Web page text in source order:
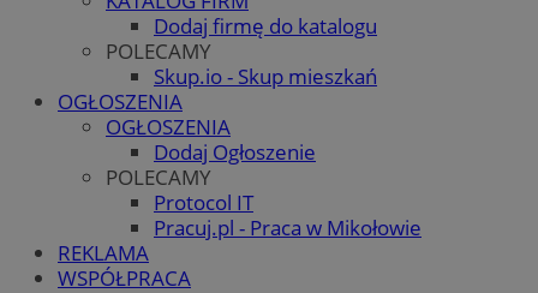
Dodaj firmę do katalogu
POLECAMY
Skup.io - Skup mieszkań
OGŁOSZENIA
OGŁOSZENIA
Dodaj Ogłoszenie
POLECAMY
Protocol IT
Pracuj.pl - Praca w Mikołowie
REKLAMA
WSPÓŁPRACA